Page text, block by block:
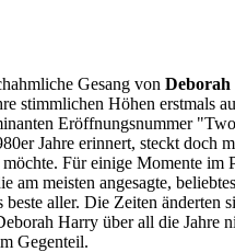
Gesang von
stimmlichen Höhen erstmals
Eröffnungsnummer
Jahre erinnert, steckt doch
Für einige Momente im
am meisten angesagte,
beste aller. Die Zeiten änderten
Harry über all die Jahre
Gegenteil.